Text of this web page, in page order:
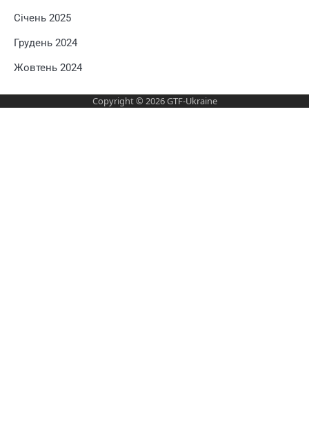
Січень 2025
Грудень 2024
Жовтень 2024
Copyright © 2026GTF-Ukraine